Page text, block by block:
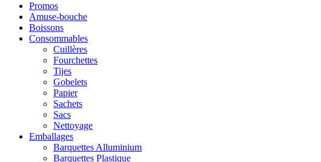
Promos
Amuse-bouche
Boissons
Consommables
Cuillères
Fourchettes
Tijes
Gobelets
Papier
Sachets
Sacs
Nettoyage
Emballages
Barquettes Alluminium
Barquettes Plastique